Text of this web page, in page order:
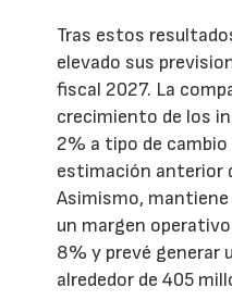
Tras estos
elevado sus
fiscal 2027. La
crecimiento de los
2% a tipo de
estimación anterior
Asimismo,
un margen
8% y prevé generar
alrededor de 405